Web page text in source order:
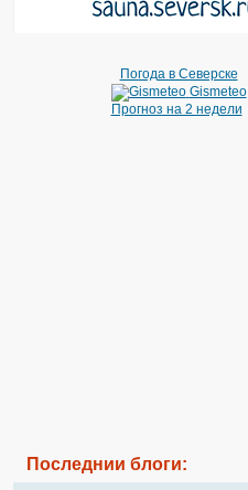
Погода в Северске
Gismeteo
Прогноз на 2 недели
Последнии блоги: